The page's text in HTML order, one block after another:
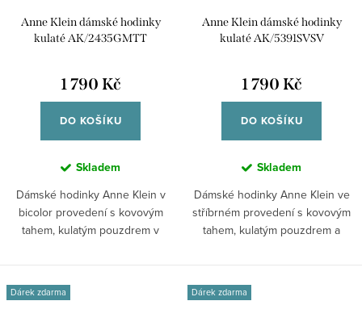
Anne Klein dámské hodinky
kulaté AK/2435GMTT
1 790 Kč
DO KOŠÍKU
Skladem
Dámské hodinky Anne Klein v
bicolor provedení s kovovým
tahem, kulatým pouzdrem v
Anne Klein dámské hodinky
kulaté AK/5391SVSV
1 790 Kč
DO KOŠÍKU
Skladem
Dámské hodinky Anne Klein ve
stříbrném provedení s kovovým
tahem, kulatým pouzdrem a
Dárek zdarma Dárek zdarma